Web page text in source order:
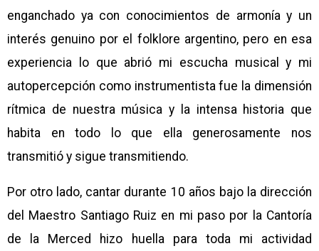
enganchado ya con conocimientos de armonía y un
interés genuino por el folklore argentino, pero en esa
experiencia lo que abrió mi escucha musical y mi
autopercepción como instrumentista fue la dimensión
rítmica de nuestra música y la intensa historia que
habita en todo lo que ella generosamente nos
transmitió y sigue transmitiendo.
Por otro lado, cantar durante 10 años bajo la dirección
del Maestro Santiago Ruiz en mi paso por la Cantoría
de la Merced hizo huella para toda mi actividad